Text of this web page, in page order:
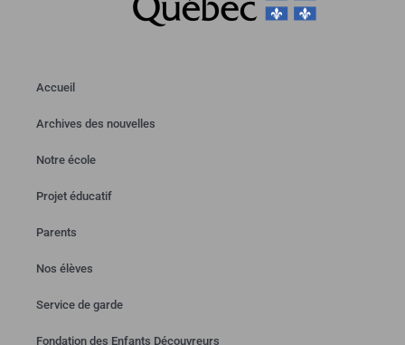
Accueil
Archives des nouvelles
Notre école
Projet éducatif
Parents
Nos élèves
Service de garde
Fondation des Enfants Découvreurs